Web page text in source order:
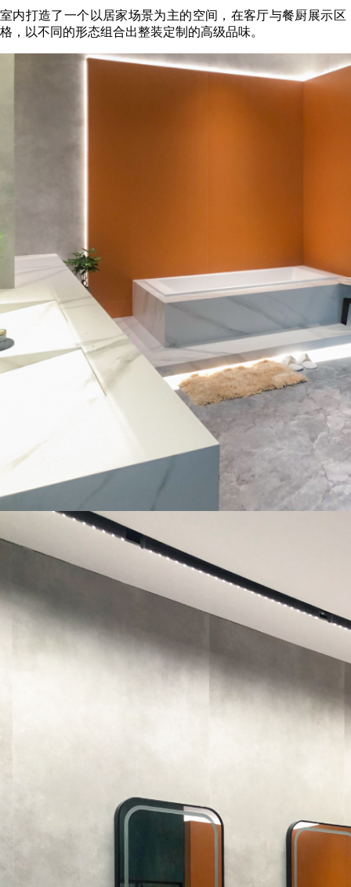
室内打造了一个以居家场景为主的空间，在客厅与餐厨展示
格，以不同的形态组合出整装定制的高级品味。